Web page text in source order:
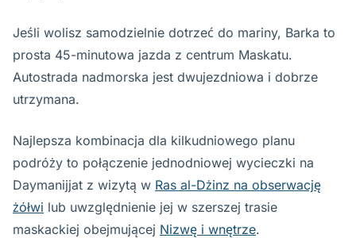
Jeśli wolisz samodzielnie dotrzeć do mariny, Barka to
prosta 45-minutowa jazda z centrum Maskatu.
Autostrada nadmorska jest dwujezdniowa i dobrze
utrzymana.
Najlepsza kombinacja dla kilkudniowego planu
podróży to połączenie jednodniowej wycieczki na
Daymanijjat z wizytą w Ras al-Dżinz na obserwację
żółwi lub uwzględnienie jej w szerszej trasie
maskackiej obejmującej Nizwę i wnętrze.